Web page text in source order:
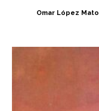
Omar López Mato